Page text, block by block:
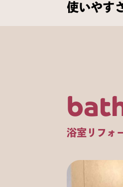
使いやす
浴室リフォ